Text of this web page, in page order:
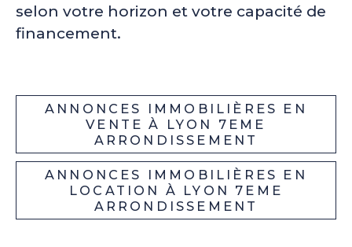
selon votre horizon et votre capacité de
financement.
ANNONCES IMMOBILIÈRES EN
VENTE À LYON 7EME
ARRONDISSEMENT
ANNONCES IMMOBILIÈRES EN
LOCATION À LYON 7EME
ARRONDISSEMENT